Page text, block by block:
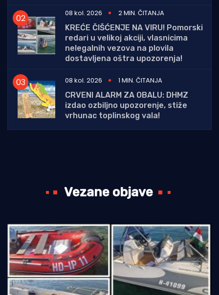
08 kol. 2026
2 MIN. ČITANJA
KREĆE ČIŠĆENJE NA VIRU! Pomorski
redari u velikoj akciji, vlasnicima
nelegalnih vezova na plovila
dostavljena oštra upozorenja!
08 kol. 2026
1 MIN. ČITANJA
CRVENI ALARM ZA OBALU: DHMZ
izdao ozbiljno upozorenje, stiže
vrhunac toplinskog vala!
Vezane objave